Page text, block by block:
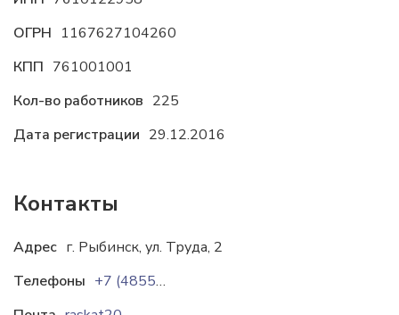
ОГРН 1167627104260
КПП 761001001
Кол-во работников 225
Дата регистрации 29.12.2016
Контакты
Адрес г. Рыбинск, ул. Труда, 2
Телефоны
+7 (4855) 20-32-27